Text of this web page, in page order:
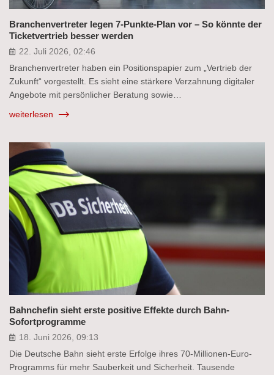
Branchenvertreter legen 7-Punkte-Plan vor – So könnte der
Ticketvertrieb besser werden
22. Juli 2026, 02:46
Branchenvertreter haben ein Positionspapier zum „Vertrieb der
Zukunft“ vorgestellt. Es sieht eine stärkere Verzahnung digitaler
Angebote mit persönlicher Beratung sowie…
weiterlesen
Bahnchefin sieht erste positive Effekte durch Bahn-
Sofortprogramme
18. Juni 2026, 09:13
Die Deutsche Bahn sieht erste Erfolge ihres 70-Millionen-Euro-
Programms für mehr Sauberkeit und Sicherheit. Tausende